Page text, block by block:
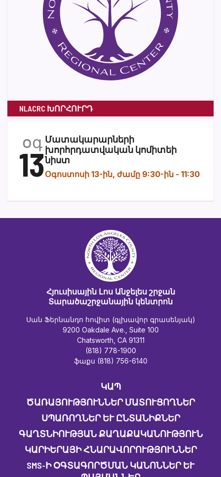
NLACRC ԽՈՐՀՈՒՐԴ
օգ
13
Մատակարարների
խորհրդատվական կոմիտեի
նիստ
Օգոստոսի 13-ին, ժամը 9:30-ին - 11:30
Հյուսիսային Լոս Անջելես շրջան
Տարածաշրջանային կենտրոն
Սան Ֆերնանդո հովիտ (գլխավոր գրասենյակ)
9200 Oakdale Ave., Suite 100
Chatsworth, CA 91311
(818) 778-1900
ֆաքս (818) 756-6140
ԿԱՊ
ԾԱՌԱՅՈՒԹՅՈՒՆՆԵՐ ՄԱՏՈՒՑՈՂՆԵՐ
ՍՊԱՌՈՂՆԵՐ ԵՒ ԸՆՏԱՆԻՔՆԵՐ
ԳԱՂՏՆԻՈՒԹՅԱՆ ՔԱՂԱՔԱԿԱՆՈՒԹՅՈՒՆ
ԿԱՐԻԵՐԱՅԻ ՀՆԱՐԱՎՈՐՈՒԹՅՈՒՆՆԵՐ
SMS-Ի ՕԳՏԱԳՈՐԾՄԱՆ ԿԱՆՈՆՆԵՐ ԵՒ Պ